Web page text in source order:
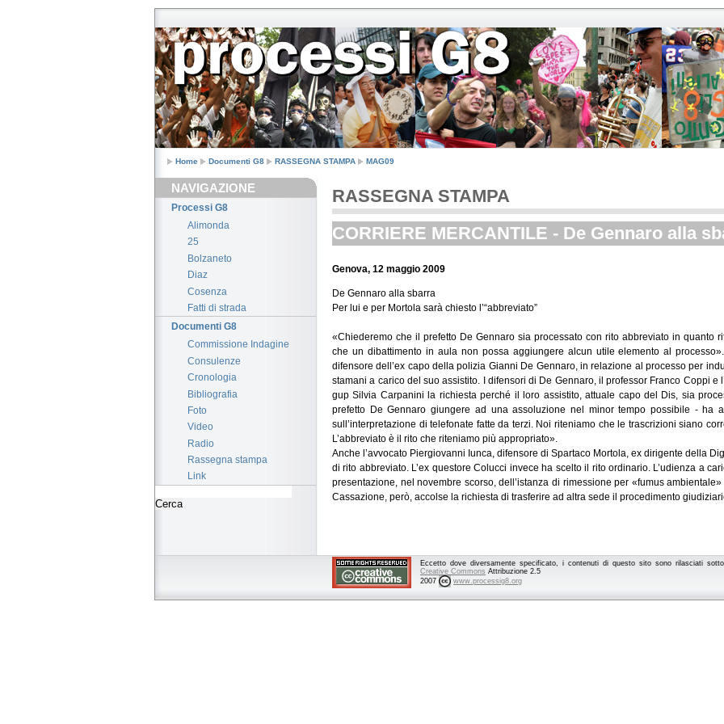
Home Documenti G8 RASSEGNA STAMPA MAG09
NAVIGAZIONE
Processi G8
Alimonda
25
Bolzaneto
Diaz
Cosenza
Fatti di strada
Documenti G8
Commissione Indagine
Consulenze
Cronologia
Bibliografia
Foto
Video
Radio
Rassegna stampa
Link
RASSEGNA STAMPA
CORRIERE MERCANTILE - De Gennaro alla
Genova, 12 maggio 2009
De Gennaro alla sbarra
Per lui e per Mortola sarà chiesto l’“abbreviato”
«Chiederemo che il prefetto De Gennaro sia processato con rito abbreviato in quanto
che un dibattimento in aula non possa aggiungere alcun utile elemento al
difensore dell’ex capo della polizia Gianni De Gennaro, in relazione al processo per
stamani a carico del suo assistito. I difensori di De Gennaro, il professor Franco Coppi e
gup Silvia Carpanini la richiesta perché il loro assistito, attuale capo del Dis, sia
prefetto De Gennaro giungere ad una assoluzione nel minor tempo possibile - ha
sull’interpretazione di telefonate fatte da terzi. Noi riteniamo che le trascrizioni siano
L’abbreviato è il rito che riteniamo più appropriato».
Anche l’avvocato Piergiovanni Iunca, difensore di Spartaco Mortola, ex dirigente della
di rito abbreviato. L’ex questore Colucci invece ha scelto il rito ordinario. L’udienza a
presentazione, nel novembre scorso, dell’istanza di rimessione per «fumus
Cassazione, però, accolse la richiesta di trasferire ad altra sede il procedimento
Eccetto dove diversamente specificato, i contenuti di questo sito sono rilasciati
Creative Commons Attribuzione 2.5
2007
www.processig8.org